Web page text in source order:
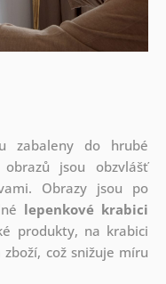
zabaleny do hrubé
jsou obzvlášť
Obrazy jsou po
lepenkové krabici
produkty, na krabici
což snižuje míru